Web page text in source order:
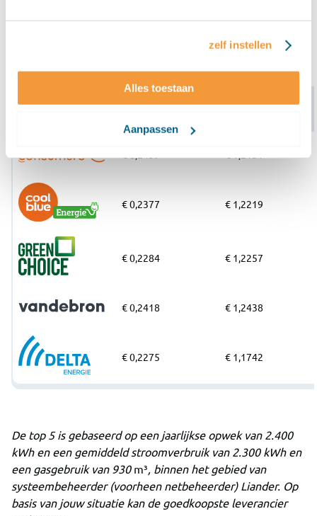
zelf instellen
Alles toestaan
Aanpassen
belangrijke rol. In de onderstaande tabel vind je de
Leverancier
Stroomtarief per
Gastarief per m³
€ 0,2377 € 1,2219
€ 0,2284 € 1,2257
€ 0,2418 € 1,2438
€ 0,2275 € 1,1742
De top 5 is gebaseerd op een jaarlijkse opwek van 2.400
kWh en een gemiddeld stroomverbruik van 2.300 kWh en
een gasgebruik van 930 m³ , binnen het gebied van
systeembeheerder (voorheen netbeheerder) Liander. Op
basis van jouw situatie kan de goedkoopste leverancier